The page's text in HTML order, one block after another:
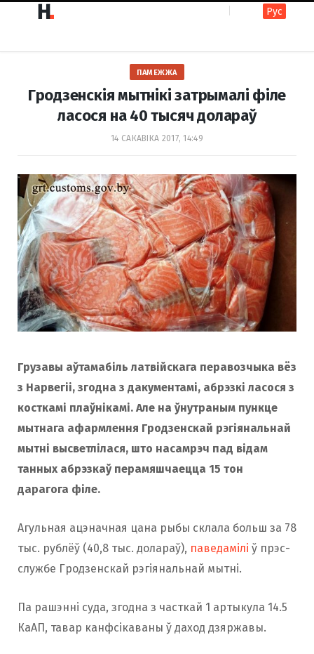
e
b
o
o
t
a
g
r
m
Рус
ПАМЕЖЖА
Гродзенскія мытнікі затрымалі філе
ласося на 40 тысяч долараў
14 САКАВІКА 2017, 14:49
Грузавы аўтамабіль латвійскага перавозчыка вёз
з Нарвегіі, згодна з дакументамі, абрэзкі ласося з
косткамі плаўнікамі. Але на ўнутраным пункце
мытнага афармлення Гродзенскай рэгіянальнай
мытні высветлілася, што насамрэч пад відам
танных абрэзкаў перамяшчаецца 15 тон
дарагога філе.
Агульная ацэначная цана рыбы склала больш за 78
тыс. рублёў (40,8 тыс. долараў), паведамілі ў прэс-
службе Гродзенскай рэгіянальнай мытні.
Па рашэнні суда, згодна з часткай 1 артыкула 14.5
КаАП, тавар канфсікаваны ў даход дзяржавы.